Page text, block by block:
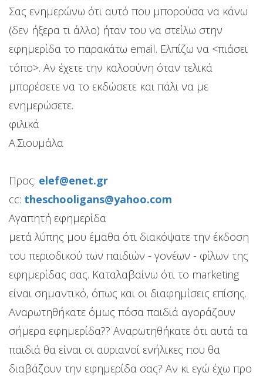
Σας ενημερώνω ότι αυτό που μπορούσα να κάνω
(δεν ήξερα τι άλλο) ήταν του να στείλω στην
εφημερίδα το παρακάτω email. Ελπίζω να <πιάσει
τόπο>. Αν έχετε την καλοσύνη όταν τελικά
μπορέσετε να το εκδώσετε και πάλι να με
ενημερώσετε.
φιλικά
Α.Σιουμάλα
Προς: elef@enet.gr
cc: theschooligans@yahoo.com
Αγαπητή εφημερίδα
μετά λύπης μου έμαθα ότι διακόψατε την έκδοση
του περιοδικού των παιδιών - γονέων - φίλων της
εφημερίδας σας. Καταλαβαίνω ότι το marketing
είναι σημαντικό, όπως και οι διαφημίσεις επίσης.
Αναρωτηθήκατε όμως πόσα παιδιά αγοράζουν
σήμερα εφημερίδα?? Αναρωτηθήκατε ότι αυτά τα
παιδιά θα είναι οι αυριανοί ενήλικες που θα
διαβάζουν την εφημερίδα σας? Αν κι εγώ έχω προ